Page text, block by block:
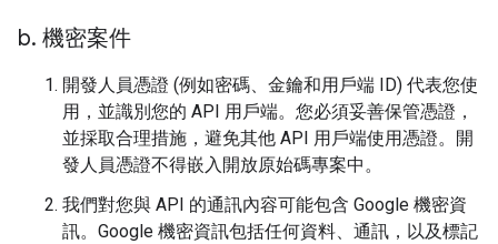
b. 機密案件
開發人員憑證 (例如密碼、金鑰和用戶端 ID) 代表您使
用，並識別您的 API 用戶端。您必須妥善保管憑證，
並採取合理措施，避免其他 API 用戶端使用憑證。開
發人員憑證不得嵌入開放原始碼專案中。
我們對您與 API 的通訊內容可能包含 Google 機密資
訊。Google 機密資訊包括任何資料、通訊，以及標記